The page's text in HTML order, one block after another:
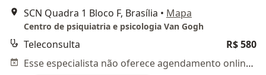
SCN Quadra 1 Bloco F, Brasília • Mapa
Centro de psiquiatria e psicologia Van Gogh
Teleconsulta
R$ 580
Esse especialista não oferece agendamento online para esse endereço.